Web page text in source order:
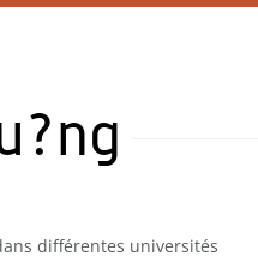
différentes universités